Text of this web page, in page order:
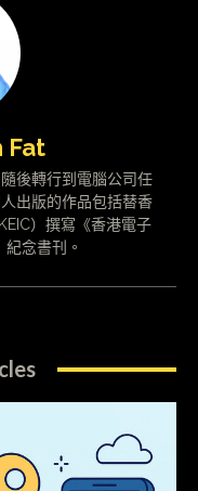
Fat
後轉行到電腦公司任
出版的作品包括替香
）撰寫《香港電子
念書刊。